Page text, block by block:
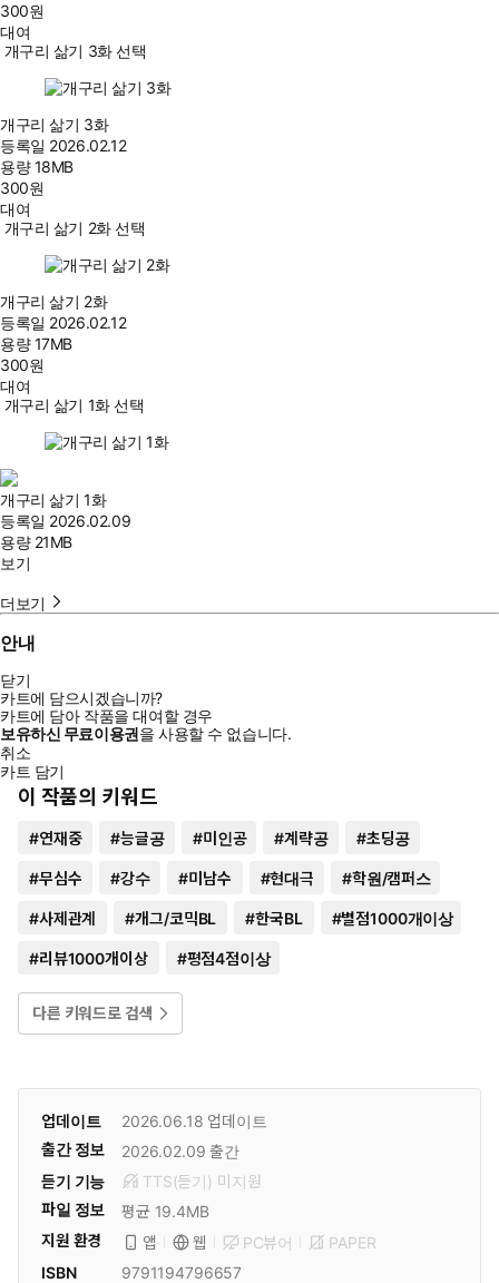
300원
대여
개구리 삶기 3화 선택
개구리 삶기 3화
등록일 2026.02.12
용량18MB
300원
대여
개구리 삶기 2화 선택
개구리 삶기 2화
등록일 2026.02.12
용량17MB
300원
대여
개구리 삶기 1화 선택
개구리 삶기 1화
등록일 2026.02.09
용량 21MB
보기
더보기
안내
닫기
카트에 담으시겠습니까?
카트에 담아 작품을 대여할 경우
보유하신 무료이용권을 사용할 수 없습니다.
취소
카트 담기
이 작품의 키워드
#연재중 #능글공 #미인공 #계략공 #초딩공
#무심수 #강수 #미남수 #현대극 #학원/캠퍼스
#사제관계 #개그/코믹BL #한국BL #별점1000개이상
#리뷰1000개이상 #평점4점이상
다른 키워드로 검색
업데이트 2026.06.18 업데이트
출간 정보
2026.02.09 출간
듣기 기능
TTS(듣기) 미 지원
파일 정보
평균 19.4MB
지원 환경
앱 웹 PC뷰어
PAPER
ISBN
9791194796657